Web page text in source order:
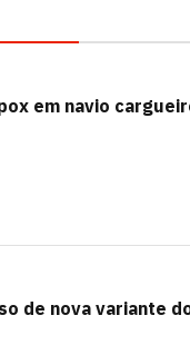
em navio
de nova variante